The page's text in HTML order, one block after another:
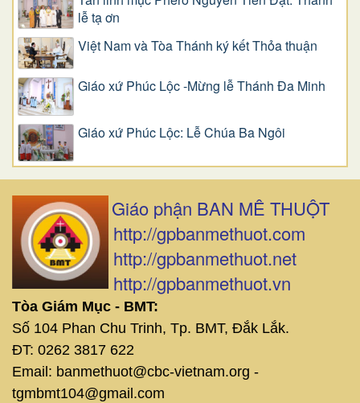
lễ tạ ơn
Việt Nam và Tòa Thánh ký kết Thỏa thuận
Giáo xứ Phúc Lộc -Mừng lễ Thánh Đa Minh
Giáo xứ Phúc Lộc: Lễ Chúa Ba Ngôi
Giáo phận BAN MÊ THUỘT
http://gpbanmethuot.com
http://gpbanmethuot.net
http://gpbanmethuot.vn
Tòa Giám Mục - BMT:
Số 104 Phan Chu Trinh, Tp. BMT, Đắk Lắk.
ĐT: 0262 3817 622
Email: banmethuot@cbc-vietnam.org -
tgmbmt104@gmail.com